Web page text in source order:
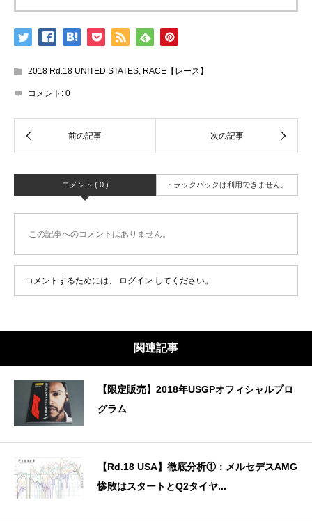
2018 Rd.18 UNITED STATES, RACE【レース】
コメント: 0
コメント ( 0 ) トラックバックは利用できません。
この記事へのコメントはありません。
コメントするためには、 ログイン してください。
関連記事
【限定販売】2018年USGPオフィシャルプロ
グラム
【Rd.18 USA】徹底分析①：メルセデスAMG
惨敗はスタートとQ2タイヤ...